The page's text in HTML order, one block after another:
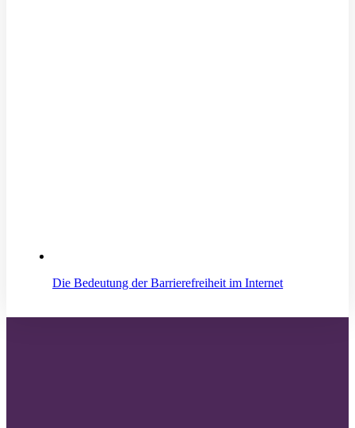
Die Bedeutung der Barrierefreiheit im Internet